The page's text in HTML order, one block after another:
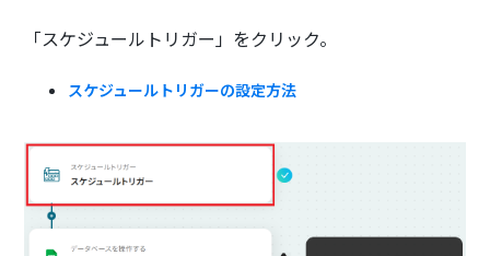
「スケジュールトリガー」をクリック。
スケジュールトリガーの設定方法